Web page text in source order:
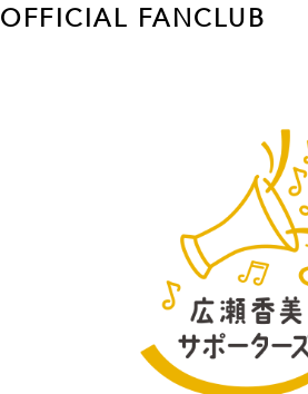
OFFICIAL FANCLUB